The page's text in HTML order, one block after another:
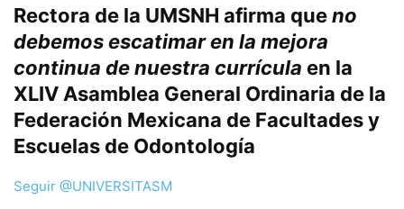
Rectora de la UMSNH afirma queno
debemos escatimar en la mejora
continua de nuestra currícula en la
XLIV Asamblea General Ordinaria de la
Federación Mexicana de Facultades y
Escuelas de Odontología
Seguir @UNIVERSITASM